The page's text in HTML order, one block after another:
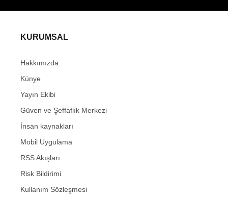
KURUMSAL
Hakkımızda
Künye
Yayın Ekibi
Güven ve Şeffaflık Merkezi
İnsan kaynakları
Mobil Uygulama
RSS Akışları
Risk Bildirimi
Kullanım Sözleşmesi